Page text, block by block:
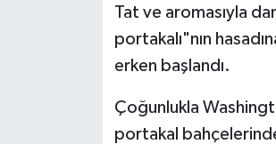
Tat ve aromasıyla
portakalı"nın
erken başlandı.
Çoğunlukla
portakal